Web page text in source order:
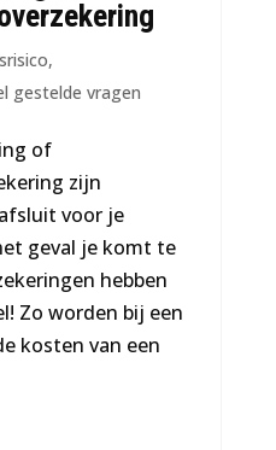
,
gestelde vragen
of
zijn
voor je
geval je komt te
hebben
Zo worden bij een
kosten van een